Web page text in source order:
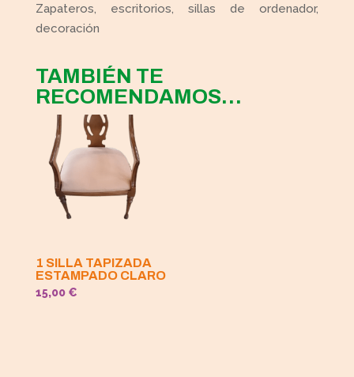
Zapateros, escritorios, sillas de ordenador,
decoración
TAMBIÉN TE
RECOMENDAMOS…
1 SILLA TAPIZADA
ESTAMPADO CLARO
15,00 €